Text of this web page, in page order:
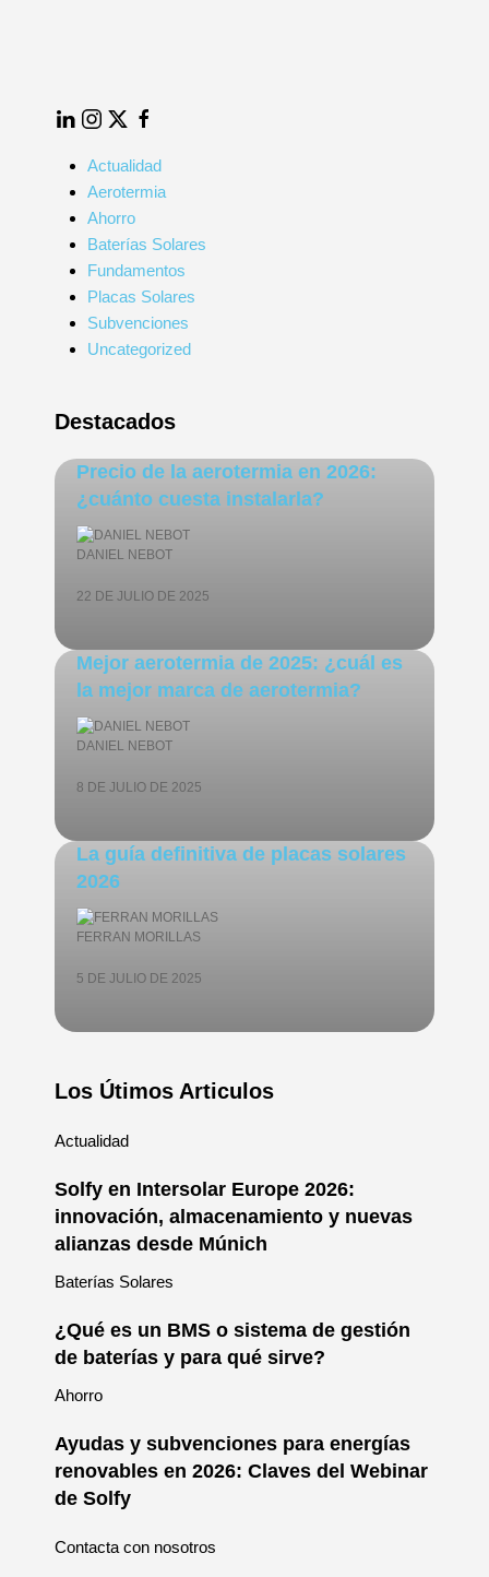
LinkedInInstagram
TwitterFacebook
Actualidad
Aerotermia
Ahorro
Baterías Solares
Fundamentos
Placas Solares
Subvenciones
Uncategorized
Destacados
Precio de la aerotermia en 2026:
¿cuánto cuesta instalarla?
DANIEL NEBOT
22 DE JULIO DE 2025
Mejor aerotermia de 2025: ¿cuál es
la mejor marca de aerotermia?
DANIEL NEBOT
8 DE JULIO DE 2025
La guía definitiva de placas solares
2026
FERRAN MORILLAS
5 DE JULIO DE 2025
Los Útimos Articulos
Actualidad
Solfy en Intersolar Europe 2026:
innovación, almacenamiento y nuevas
alianzas desde Múnich
Baterías Solares
¿Qué es un BMS o sistema de gestión
de baterías y para qué sirve?
Ahorro
Ayudas y subvenciones para energías
renovables en 2026: Claves del Webinar
de Solfy
Contacta con nosotros